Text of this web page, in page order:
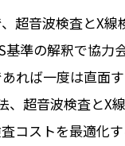
超音波検査とX
基準の解釈で協
れば一度は直面
、超音波検査とX
コストを最適化